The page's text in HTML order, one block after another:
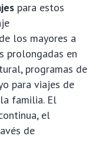
para estos
los mayores a
prolongadas en
programas de
para viajes de
familia. El
el
de